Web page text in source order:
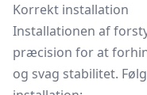
Korrekt installation
Installationen af
præcision for at
og svag stabilitet.